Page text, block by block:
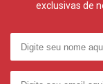
exclusivas de